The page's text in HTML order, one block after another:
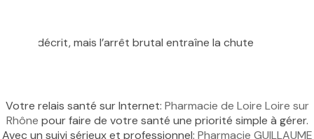
décrit, mais l’arrêt brutal entraîne la chute
Votre relais santé sur Internet: Pharmacie de Loire Loire sur
Rhône pour faire de votre santé une priorité simple à gérer.
Avec un suivi sérieux et professionnel: Pharmacie GUILLAUME